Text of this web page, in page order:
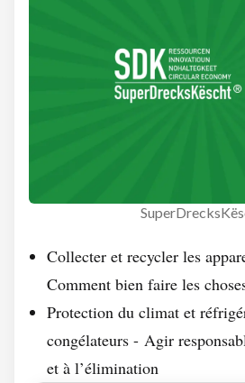
Collecter et recycler les
Comment bien faire les
Protection du climat et
congélateurs - Agir
et à l’élimination